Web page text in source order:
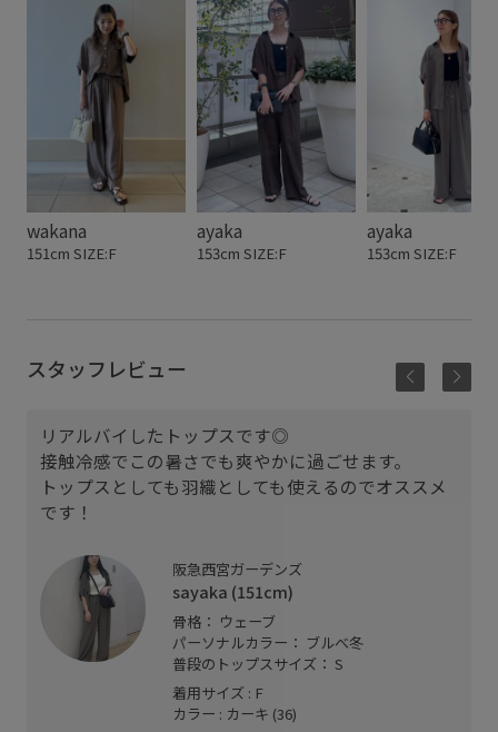
wakana
151cm SIZE:F
ayaka
153cm SIZE:F
ayaka
153cm SIZE:F
スタッフレビュー
リアルバイしたトップスです◎
接触冷感でこの暑さでも爽やかに過ごせます。
トップスとしても羽織としても使えるのでオススメ
です！
阪急西宮ガーデンズ
sayaka (151cm)
骨格： ウェーブ
パーソナルカラー： ブルべ冬
普段のトップスサイズ： S
着用サイズ : F
カラー : カーキ (36)